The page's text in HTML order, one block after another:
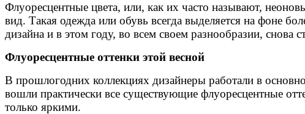
Флуоресцентные цвета, или, как их часто называют,
вид. Такая одежда или обувь всегда выделяется на фоне
дизайна и в этом году, во всем своем разнообразии, снова
Флуоресцентные оттенки этой весной
В прошлогодних коллекциях дизайнеры работали в
вошли практически все существующие флуоресцентные
только яркими.